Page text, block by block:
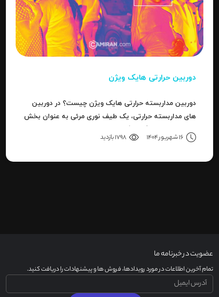
دوربین حرارتی هایک ویژن
دوربین مداربسته حرارتی هایک ویژن چیست؟ در دوربین
های مداربسته حرارتی، یک طیف نوری مرئی به عنوان بخش
سری دوربین هاست.
16 شهریور 1404 1798 بازدید
عضویت در خبرنامه ما
تمام آخرین اطلاعات در مورد رویدادها، فروش ها و پیشنهادات را دریافت کنید.